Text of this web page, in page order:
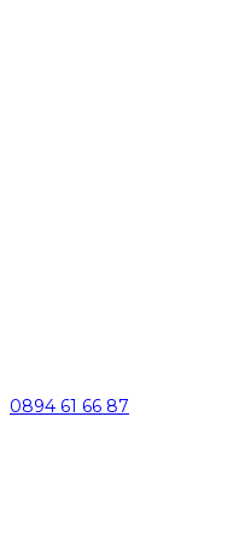
0894 61 66 87